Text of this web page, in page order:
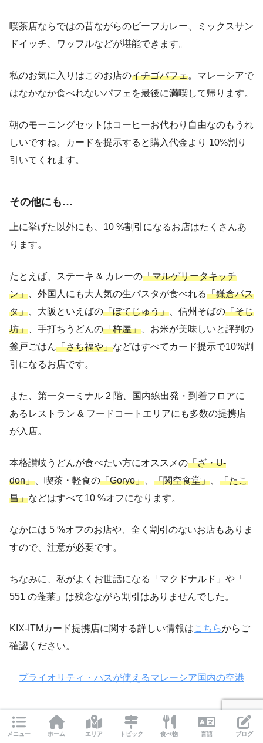
喫茶店ならではの昔ながらのビーフカレー、ミックスサン
ドイッチ、ワッフルなどが堪能できます。
私のお気に入りはこのお店のイチゴパフェ。マレーシアで
はなかなか食べれないパフェを最後に満喫して帰ります。
朝のモーニングセットはコーヒーお代わり自由なのもうれ
しいですね。カードを提示すると購入代金より 10%割り
引いてくれます。
その他にも…
上に挙げた以外にも、10 %割引になるお店はたくさんあ
ります。
たとえば、ステーキ & カレーの「マルゲリータキッチ
ン」 、外国人にも大人気の生パスタが食べれる「鎌倉パス
タ」 、大阪といえばの「ぼてじゅう」 、信州そばの「そじ
坊」 、手打ちうどんの「杵屋」 、お米が美味しいと評判の
釜戸ごはん「さち福や」などはすべてカード提示で10%割
引になるお店です。
また、第一ターミナル 2 階、国内線出発・到着フロアに
あるレストラン & フードコートエリアにも多数の提携店
が入店。
本格讃岐うどんが食べたい方にオススメの「ざ・U-
don」 、喫茶・軽食の「Goryo」 「関空食堂」
「たこ
昌」などはすべて10 %オフになります。
なかには 5 %オフのお店や、全く割引のないお店もありま
すので、注意が必要です。
ちなみに、私がよくお世話になる「マクドナルド」や「
551 の蓬莱」は残念ながら割引はありませんでした。
KIX-ITMカード提携店に関する詳しい情報はこちらからご
確認ください。
プライオリティ・パスが使えるマレーシア国内の空港
フライトポイントも貯まる
メニュー ホーム エリア トピック 食べ物 言語 ブログ